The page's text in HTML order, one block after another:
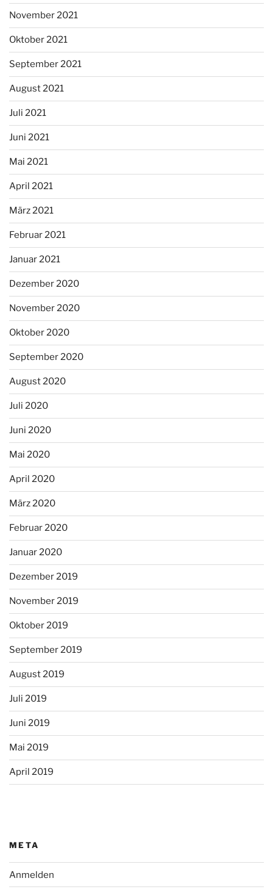
November 2021
Oktober 2021
September 2021
August 2021
Juli 2021
Juni 2021
Mai 2021
April 2021
März 2021
Februar 2021
Januar 2021
Dezember 2020
November 2020
Oktober 2020
September 2020
August 2020
Juli 2020
Juni 2020
Mai 2020
April 2020
März 2020
Februar 2020
Januar 2020
Dezember 2019
November 2019
Oktober 2019
September 2019
August 2019
Juli 2019
Juni 2019
Mai 2019
April 2019
META
Anmelden